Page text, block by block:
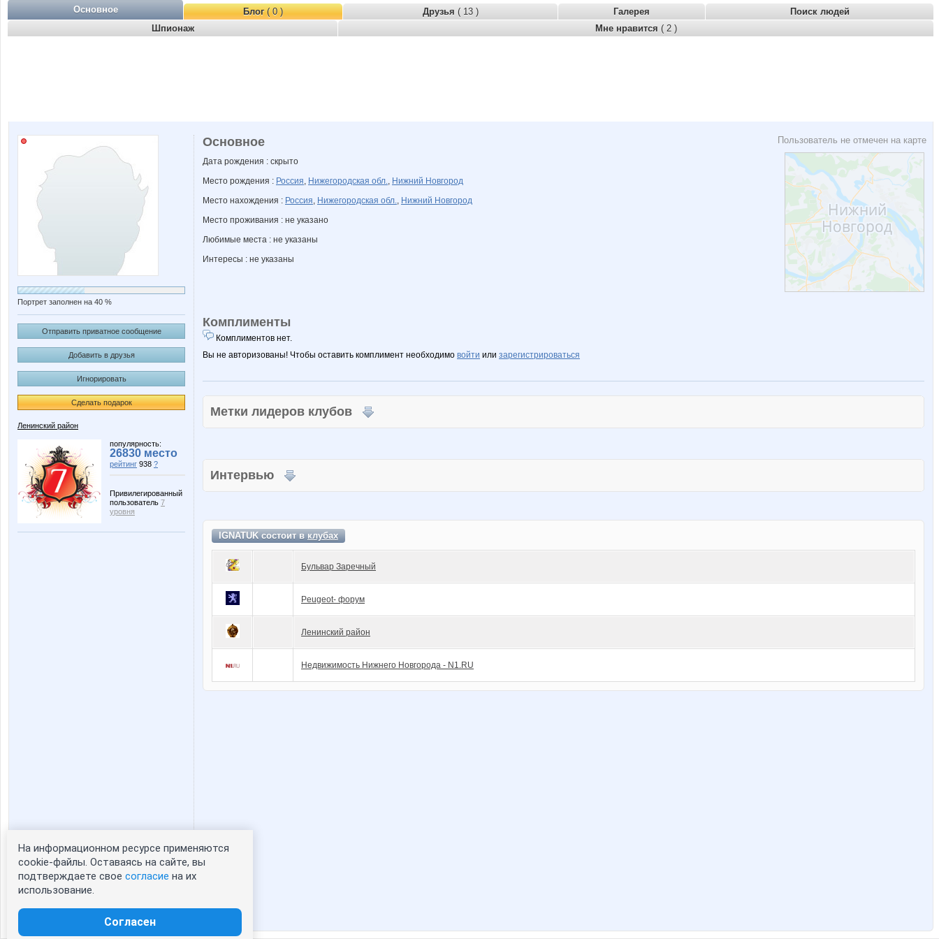
Основное Блог( 0 ) Друзья ( 13 ) Галерея
Поиск людей
Шпионаж
Мне нравится ( 2 )
Портрет заполнен на 40 %
Отправить приватное сообщение
Добавить в друзья
Игнорировать
Сделать подарок
Ленинский район
популярность:
26830 место
рейтинг 938 ?
Привилегированный
пользователь 7
уровня
Статистика портрета:
сейчас просматривают портрет - 0
зарегистрированные пользователи
Пользователь не отмечен на карте
Основное
Дата рождения : скрыто
Место рождения : Россия, Нижегородская обл., Нижний Новгород
Место нахождения : Россия, Нижегородская обл., Нижний Новгород
Место проживания : не указано
Любимые места : не указаны
Интересы : не указаны
Комплименты
Комплиментов нет.
Вы не авторизованы! Чтобы оставить комплимент необходимо войти или зарегистрироваться
Метки лидеров клубов
Интервью
IGNATUK состоит вклубах
Бульвар Заречный
Peugeot- форум
Ленинский район
Недвижимость Нижнего Новгорода - N1.RU
На информационном ресурсе применяются
cookie-файлы. Оставаясь на сайте, вы
подтверждаете свое согласие на их
использование.
Согласен